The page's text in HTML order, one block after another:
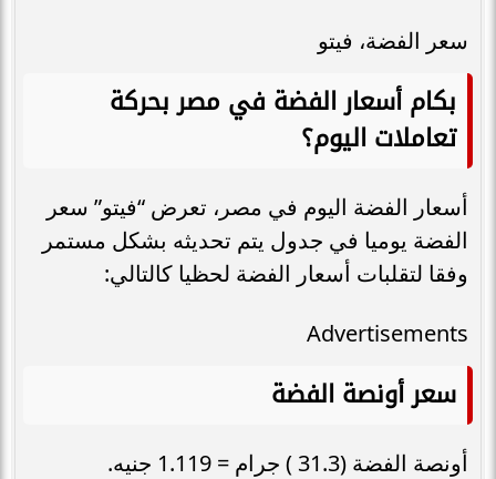
سعر الفضة، فيتو
بكام أسعار الفضة في مصر بحركة
تعاملات اليوم؟
أسعار الفضة اليوم في مصر، تعرض “فيتو” سعر
الفضة يوميا في جدول يتم تحديثه بشكل مستمر
وفقا لتقلبات أسعار الفضة لحظيا كالتالي:
Advertisements
سعر أونصة الفضة
أونصة الفضة (31.3 ) جرام = 1.119 جنيه.